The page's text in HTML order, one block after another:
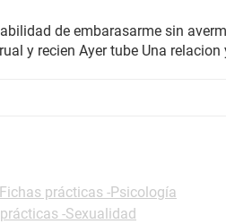
de embarasarme sin
y recien Ayer tube Una relacion
Fichas prácticas -Psicología
-Sexualidad